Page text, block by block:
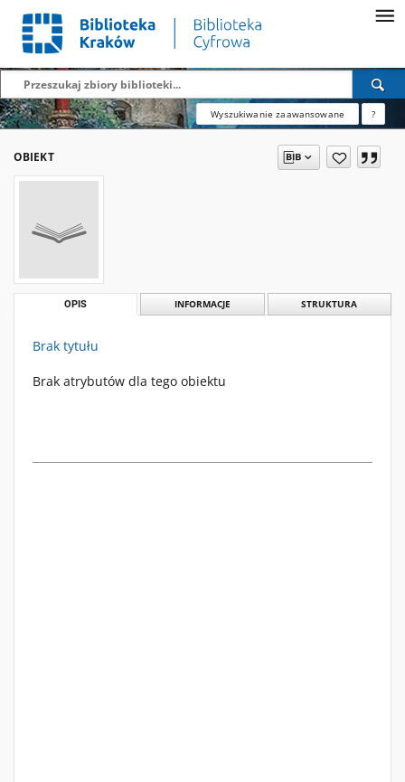
Wyszukiwanie zaawansowane ?
OBIEKT
OPIS INFORMACJE STRUKTURA
Brak tytułu
Brak atrybutów dla tego obiektu